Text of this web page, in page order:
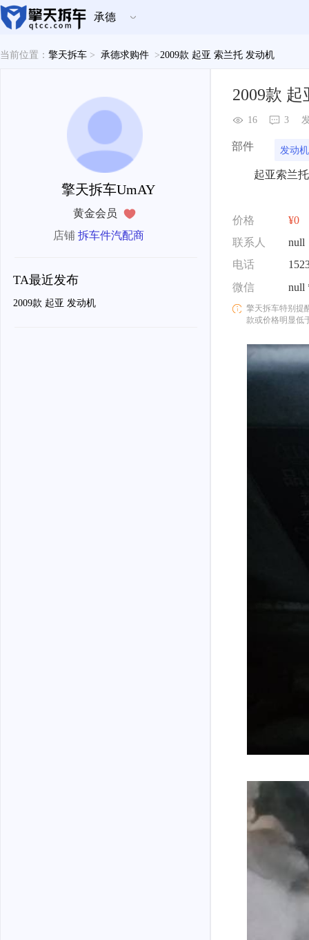
承德
当前位置： 擎天拆车 > 承德求购件 >2009款 起亚 索兰托 发动机
擎天拆车UmAY
黄金会员
店铺拆车件汽配商
TA最近发布
2009款 起亚 发动机
2009款
16 3
部件 发动机
起亚索兰
价格
¥0
联系人
null
电话
微信
擎天拆车特别提
款或价格明显低